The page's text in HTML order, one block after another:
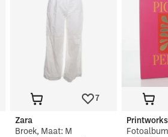
7
Zara
Broek, Maat: M
Printworks